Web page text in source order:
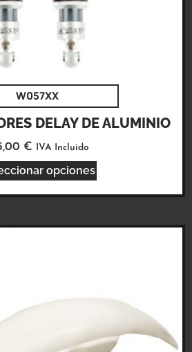
W057XX
DELAY DE ALUMINIO
€ IVA Incluido
opciones